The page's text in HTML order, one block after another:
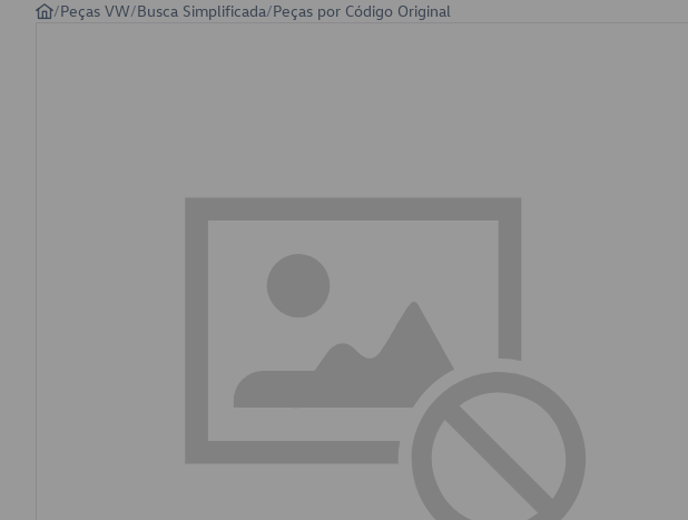
/Peças VW/Busca Simplificada/Peças por Código Original